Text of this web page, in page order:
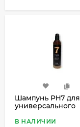
Шампунь PH7 для
универсального
мл
В НАЛИЧИИ